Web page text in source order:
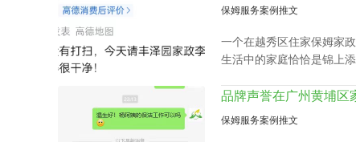
保姆服务案例推文
一个在越秀区住家保姆家
生活中的家庭恰恰是锦上
长接送，让志存高远的人
保姆服务案例推文